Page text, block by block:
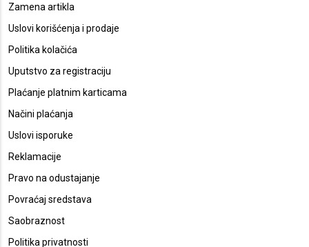
Zamena artikla
Uslovi korišćenja i prodaje
Politika kolačića
Uputstvo za registraciju
Plaćanje platnim karticama
Načini plaćanja
Uslovi isporuke
Reklamacije
Pravo na odustajanje
Povraćaj sredstava
Saobraznost
Politika privatnosti